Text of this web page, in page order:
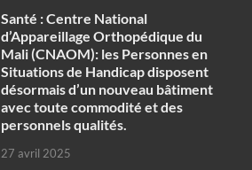
Santé : Centre National
d’Appareillage Orthopédique du
Mali (CNAOM): les Personnes en
Situations de Handicap disposent
désormais d’un nouveau bâtiment
avec toute commodité et des
personnels qualités.
27 avril 2025